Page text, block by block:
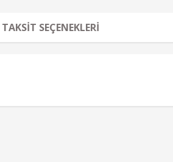
TAKSIT SEÇENEKLERI